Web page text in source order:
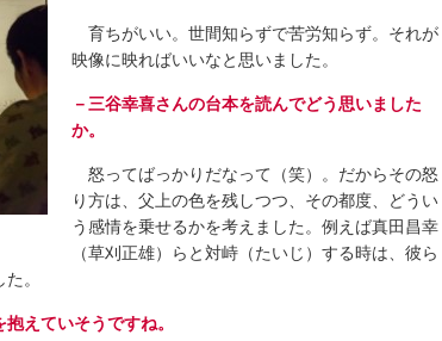
育ちがいい。世間知らずで苦労知らず。それが
映像に映ればいいなと思いました。
－三谷幸喜さんの台本を読んでどう思いました
か。
怒ってばっかりだなって（笑）。だからその怒
り方は、父上の色を残しつつ、その都度、どうい
う感情を乗せるかを考えました。例えば真田昌幸
（草刈正雄）らと対峙（たいじ）する時は、彼ら
。
えていそうですね。